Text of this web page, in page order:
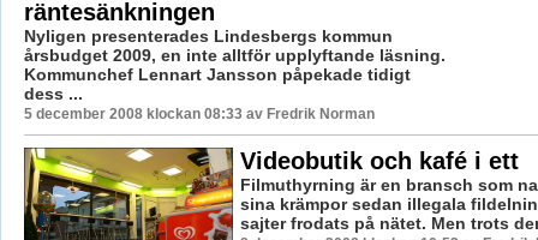
räntesänkningen
Nyligen presenterades Lindesbergs kommun
årsbudget 2009, en inte alltför upplyftande läsning.
Kommunchef Lennart Jansson påpekade tidigt
dess ...
5 december 2008 klockan 08:33 av Fredrik Norman
Videobutik och kafé i ett
Filmuthyrning är en bransch som
sina krämpor sedan illegala
sajter frodats på nätet. Men trots